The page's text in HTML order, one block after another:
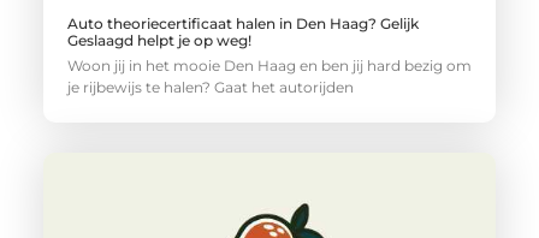
Auto theoriecertificaat halen in Den Haag? Gelijk
Geslaagd helpt je op weg!
Woon jij in het mooie Den Haag en ben jij hard bezig om
je rijbewijs te halen? Gaat het autorijden